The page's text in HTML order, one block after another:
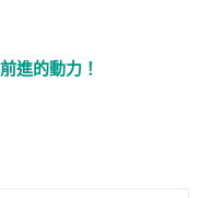
進的動力！